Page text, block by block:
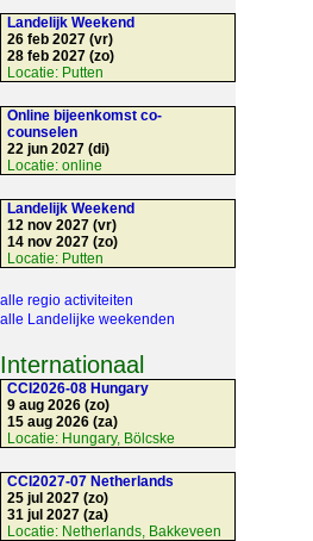
Landelijk Weekend
26 feb 2027 (vr)
28 feb 2027 (zo)
Locatie: Putten
Online bijeenkomst co-
counselen
22 jun 2027 (di)
Locatie: online
Landelijk Weekend
12 nov 2027 (vr)
14 nov 2027 (zo)
Locatie: Putten
alle regio activiteiten
alle Landelijke weekenden
Internationaal
CCI2026-08 Hungary
9 aug 2026 (zo)
15 aug 2026 (za)
Locatie: Hungary, Bölcske
CCI2027-07 Netherlands
25 jul 2027 (zo)
31 jul 2027 (za)
Locatie: Netherlands, Bakkeveen